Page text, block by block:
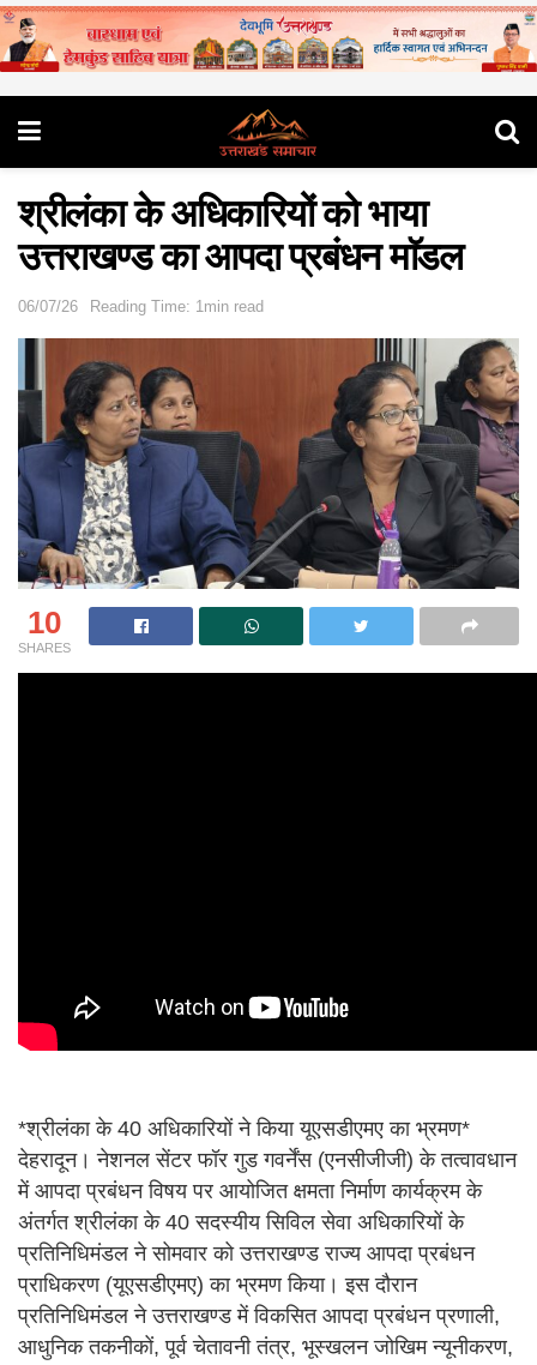
श्रीलंका के अधिकारियों को भाया
उत्तराखण्ड का आपदा प्रबंधन माॅडल
06/07/26 Reading Time: 1min read
10
SHARES
*श्रीलंका के 40 अधिकारियों ने किया यूएसडीएमए का भ्रमण*
देहरादून। नेशनल सेंटर फॉर गुड गवर्नेंस (एनसीजीजी) के तत्वावधान
में आपदा प्रबंधन विषय पर आयोजित क्षमता निर्माण कार्यक्रम के
अंतर्गत श्रीलंका के 40 सदस्यीय सिविल सेवा अधिकारियों के
प्रतिनिधिमंडल ने सोमवार को उत्तराखण्ड राज्य आपदा प्रबंधन
प्राधिकरण (यूएसडीएमए) का भ्रमण किया। इस दौरान
प्रतिनिधिमंडल ने उत्तराखण्ड में विकसित आपदा प्रबंधन प्रणाली,
आधुनिक तकनीकों, पूर्व चेतावनी तंत्र, भूस्खलन जोखिम न्यूनीकरण,